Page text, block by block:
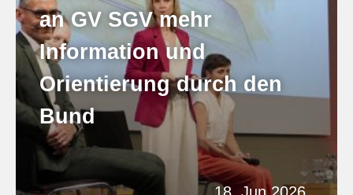
an GV SGV mehr
Information und
Orientierung durch den
Bund